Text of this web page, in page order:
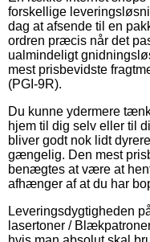
forskellige
dag at afsende til en
ordren præcis når det
ualmindeligt
mest prisbevidste
(PGI-9R).
Du kunne ydermere
hjem til dig selv eller til
bliver godt nok lidt
gængelig. Den mest
benægtes at være at
afhænger af at du har
Leveringsdygtigheden
lasertoner /